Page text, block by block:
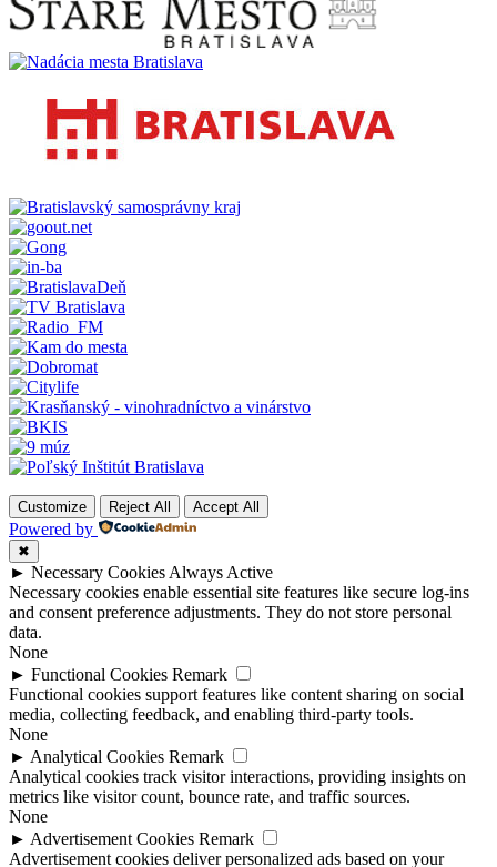
Customize Reject All Accept All
Powered by
✖
► Necessary Cookies Always Active
Necessary cookies enable essential site features like secure log-ins
and consent preference adjustments. They do not store personal
data.
None
► Functional Cookies Remark
Functional cookies support features like content sharing on social
media, collecting feedback, and enabling third-party tools.
None
► Analytical Cookies Remark
Analytical cookies track visitor interactions, providing insights on
metrics like visitor count, bounce rate, and traffic sources.
None
► Advertisement Cookies Remark
Advertisement cookies deliver personalized ads based on your